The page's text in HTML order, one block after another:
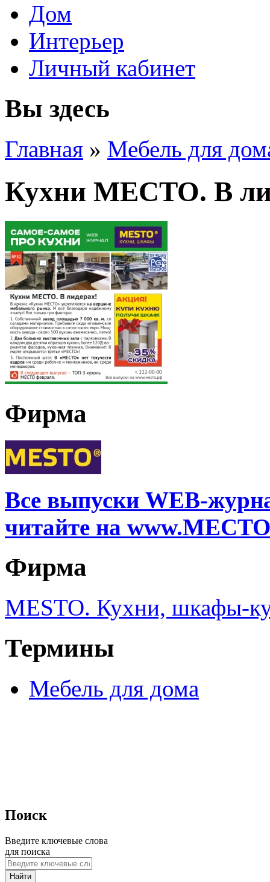
Дом
Интерьер
Личный кабинет
Вы здесь
Главная » Мебель для
Кухни МЕСТО. В
Фирма
Все выпуски WEB-
читайте на
Фирма
MESTO. Кухни, шкафы-
Термины
Мебель для дома
Поиск
Введите ключевые слова
для поиска